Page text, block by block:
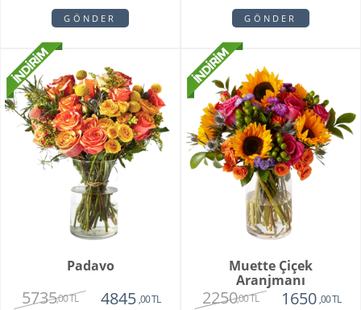
GÖNDER GÖNDER
Padavo
5735,00 TL 4845 ,00 TL
Muette Çiçek
Aranjmanı
2250,00 TL 1650 ,00 TL